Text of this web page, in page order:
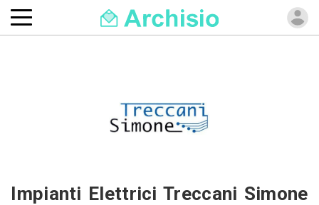
Impianti Elettrici Treccani Simone